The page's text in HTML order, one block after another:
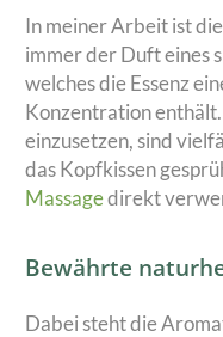
In meiner Arbeit ist
immer der Duft eines
welches die Essenz
Konzentration
einzusetzen, sind
das Kopfkissen
Massagedirekt
Bewährte
Dabei steht die